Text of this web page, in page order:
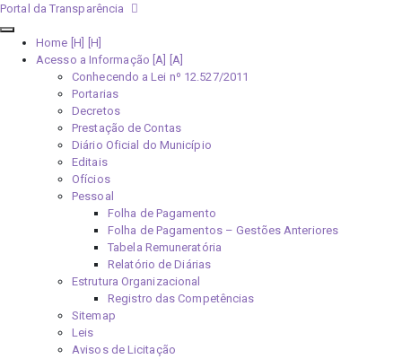
Portal da Transparência
Home [H]
Acesso a Informação [A]
Conhecendo a Lei nº 12.527/2011
Portarias
Decretos
Prestação de Contas
Diário Oficial do Município
Editais
Ofícios
Pessoal
Folha de Pagamento
Folha de Pagamentos – Gestões Anteriores
Tabela Remuneratória
Relatório de Diárias
Estrutura Organizacional
Registro das Competências
Sitemap
Leis
Avisos de Licitação